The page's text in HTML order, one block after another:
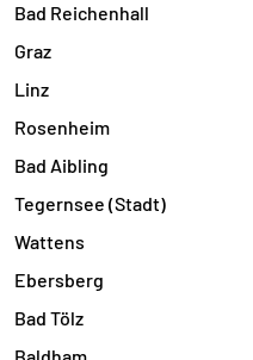
Bad Reichenhall
Graz
Linz
Rosenheim
Bad Aibling
Tegernsee (Stadt)
Wattens
Ebersberg
Bad Tölz